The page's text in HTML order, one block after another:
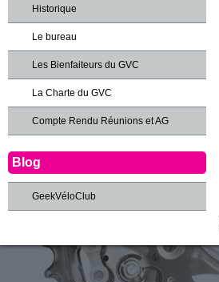
Historique
Le bureau
Les Bienfaiteurs du GVC
La Charte du GVC
Compte Rendu Réunions et AG
Blog
GeekVéloClub